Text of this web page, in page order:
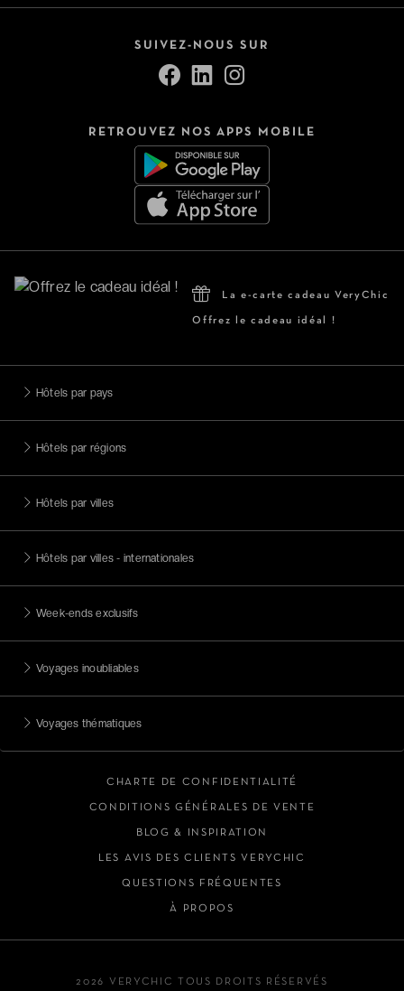
SUIVEZ-NOUS SUR
RETROUVEZ NOS APPS MOBILE
La e-carte cadeau VeryChic
Offrez le cadeau idéal !
Hôtels par pays
Hôtels par régions
Hôtels par villes
Hôtels par villes - internationales
Week-ends exclusifs
Voyages inoubliables
Voyages thématiques
CHARTE DE CONFIDENTIALITÉ
CONDITIONS GÉNÉRALES DE VENTE
BLOG & INSPIRATION
LES AVIS DES CLIENTS VERYCHIC
QUESTIONS FRÉQUENTES
À PROPOS
2026 VERYCHIC TOUS DROITS RÉSERVÉS